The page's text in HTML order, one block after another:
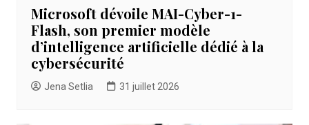
Microsoft dévoile MAI-Cyber-1-
Flash, son premier modèle
d’intelligence artificielle dédié à la
cybersécurité
Jena Setlia 31 juillet 2026